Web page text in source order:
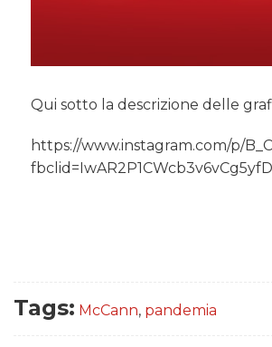
Qui sotto la descrizione delle
https://www.instagram.com/p/
Tags: McCann, pandemia